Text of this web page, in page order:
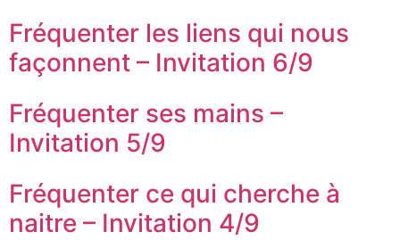
Fréquenter les liens qui nous
façonnent – Invitation 6/9
Fréquenter ses mains –
Invitation 5/9
Fréquenter ce qui cherche à
naitre – Invitation 4/9